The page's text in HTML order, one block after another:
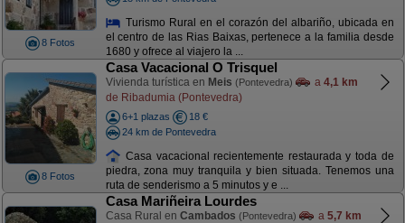
8 Fotos
Turismo Rural en el corazón del albariño, ubicada en
el centro de las Rias Baixas, pertenece a la familia desde
1680 y ofrece al viajero la ...
8 Fotos
Casa Vacacional O Trisquel
Vivienda turística en Meis (Pontevedra) a 4,1 km
de Ribadumia (Pontevedra)
6+1 plazas
18 €
24 km de Pontevedra
Casa vacacional recientemente restaurada y toda de
piedra, zona muy tranquila y bien situada. Tenemos una
ruta de senderismo a 5 minutos y e ...
Casa Mariñeira Lourdes
Casa Rural en Cambados (Pontevedra) a 5,7 km